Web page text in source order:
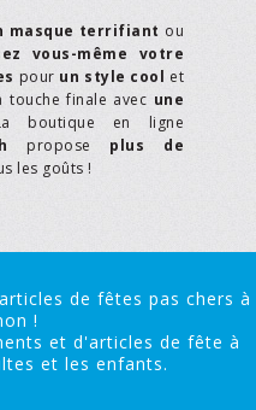
masque terrifiant ou
vous-même votre
pour un style cool et
touche finale avec une
boutique en ligne
propose plus de
les goûts !
de fêtes pas chers à
!
et d'articles de fête à
et les enfants.